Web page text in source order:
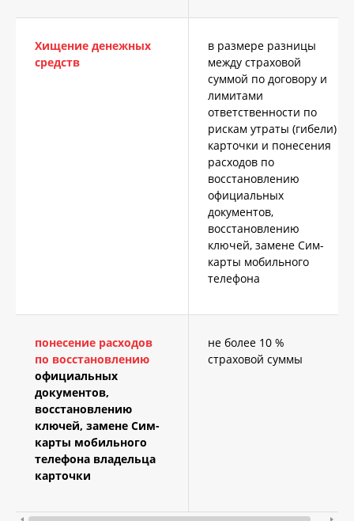
Хищение денежных
средств
в размере разницы
между страховой
суммой по договору и
лимитами
ответственности по
рискам утраты (гибели)
карточки и понесения
расходов по
восстановлению
официальных
документов,
восстановлению
ключей, замене Сим-
карты мобильного
телефона
понесение расходов
по восстановлению
официальных
документов,
восстановлению
ключей, замене Сим-
карты мобильного
телефона владельца
карточки
не более 10 %
страховой суммы
является анонимной (обезличенной)